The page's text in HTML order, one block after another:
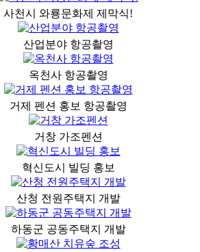
사천시 와룡문화제 제막식!
산업분야 항공촬영
옥천사 항공촬영
거제 펜션 홍보 항공촬영
거창 가조펜션
혁신도시 빌딩 홍보
산청 전원주택지 개발
하동군 공동주택지 개발